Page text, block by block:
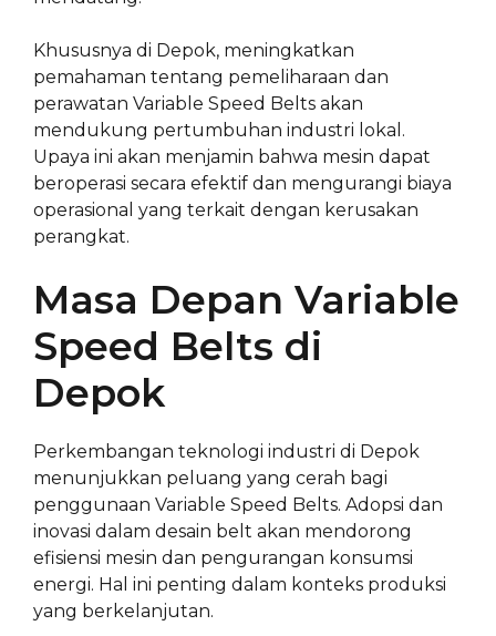
Khususnya di Depok, meningkatkan
pemahaman tentang pemeliharaan dan
perawatan Variable Speed Belts akan
mendukung pertumbuhan industri lokal.
Upaya ini akan menjamin bahwa mesin dapat
beroperasi secara efektif dan mengurangi biaya
operasional yang terkait dengan kerusakan
perangkat.
Masa Depan Variable
Speed Belts di
Depok
Perkembangan teknologi industri di Depok
menunjukkan peluang yang cerah bagi
penggunaan Variable Speed Belts. Adopsi dan
inovasi dalam desain belt akan mendorong
efisiensi mesin dan pengurangan konsumsi
energi. Hal ini penting dalam konteks produksi
yang berkelanjutan.